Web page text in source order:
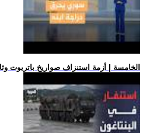
.. الخامسة | أزمة استنزاف صواريخ باتريوت